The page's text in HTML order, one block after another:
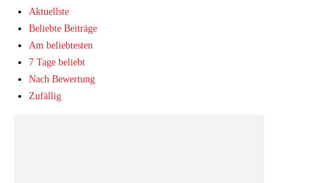
Aktuellste
Beliebte Beiträge
Am beliebtesten
7 Tage beliebt
Nach Bewertung
Zufällig